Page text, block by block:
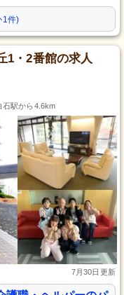
1件)
1・2番館の求人
石駅から4.6km
7月30日更新